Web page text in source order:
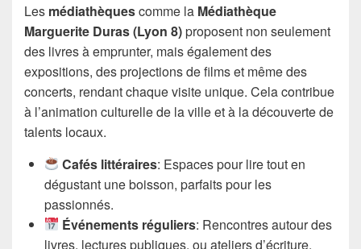
Les médiathèquescomme la Médiathèque
Marguerite Duras (Lyon 8)proposent non seulement
des livres à emprunter, mais également des
expositions, des projections de films et même des
concerts, rendant chaque visite unique. Cela contribue
à l’animation culturelle de la ville et à la découverte de
talents locaux.
Cafés littéraires: Espaces pour lire tout en
dégustant une boisson, parfaits pour les
passionnés.
Événements réguliers: Rencontres autour des
livres, lectures publiques, ou ateliers d’écriture.